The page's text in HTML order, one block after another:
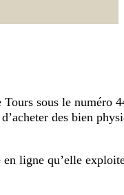
sous le numéro
des bien
en ligne qu’elle